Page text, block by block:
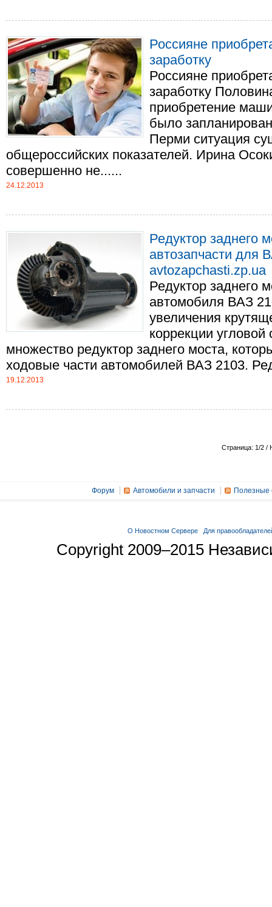
Россияне
заработку
Россияне
заработку
приобретение
было
Перми ситуация
общероссийских показателей. Ирина
совершенно не......
24.12.2013
Редуктор заднего
автозапчасти для
avtozapchasti.zp.ua
Редуктор заднего
автомобиля ВАЗ
увеличения
коррекции
множество редуктор заднего моста,
ходовые части автомобилей ВАЗ 2103.
19.12.2013
Страница: 1/2 /
Форум Автомобили и запчасти Полезные
О Новостном Сервере Для
Copyright 2009–2015